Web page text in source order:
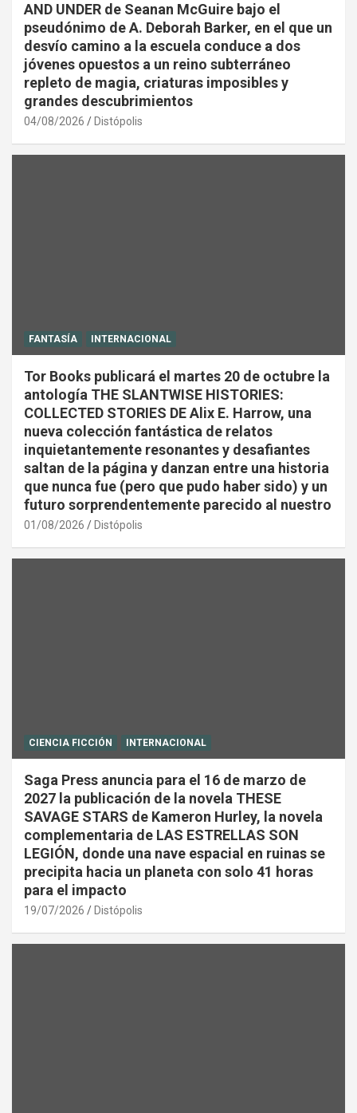
AND UNDER de Seanan McGuire bajo el
pseudónimo de A. Deborah Barker, en el que un
desvío camino a la escuela conduce a dos
jóvenes opuestos a un reino subterráneo
repleto de magia, criaturas imposibles y
grandes descubrimientos
04/08/2026 Distópolis
FANTASÍA INTERNACIONAL
Tor Books publicará el martes 20 de octubre la
antología THE SLANTWISE HISTORIES:
COLLECTED STORIES DE Alix E. Harrow, una
nueva colección fantástica de relatos
inquietantemente resonantes y desafiantes
saltan de la página y danzan entre una historia
que nunca fue (pero que pudo haber sido) y un
futuro sorprendentemente parecido al nuestro
01/08/2026 Distópolis
CIENCIA FICCIÓN INTERNACIONAL
Saga Press anuncia para el 16 de marzo de
2027 la publicación de la novela THESE
SAVAGE STARS de Kameron Hurley, la novela
complementaria de LAS ESTRELLAS SON
LEGIÓN, donde una nave espacial en ruinas se
precipita hacia un planeta con solo 41 horas
para el impacto
19/07/2026 Distópolis